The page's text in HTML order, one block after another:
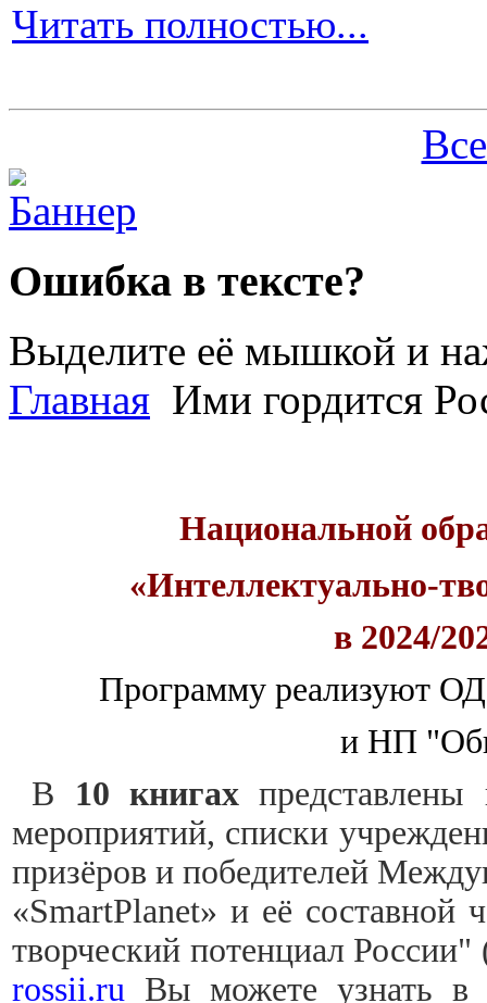
Читать полностью...
Ошибка в тексте?
Выделите её мышкой и
Главная Ими гордится
Национальной
«Интеллектуально-
в 2024/
Программу реализуют
и НП
В 10 книгах
мероприятий, списки
призёров и победителей
«SmartPlanet» и её составной
творческий потенциал
rossii.ru Вы можете узнать в